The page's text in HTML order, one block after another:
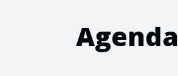
Agenda